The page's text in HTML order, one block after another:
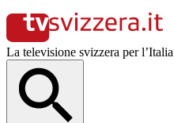
La televisione svizzera per l’Italia